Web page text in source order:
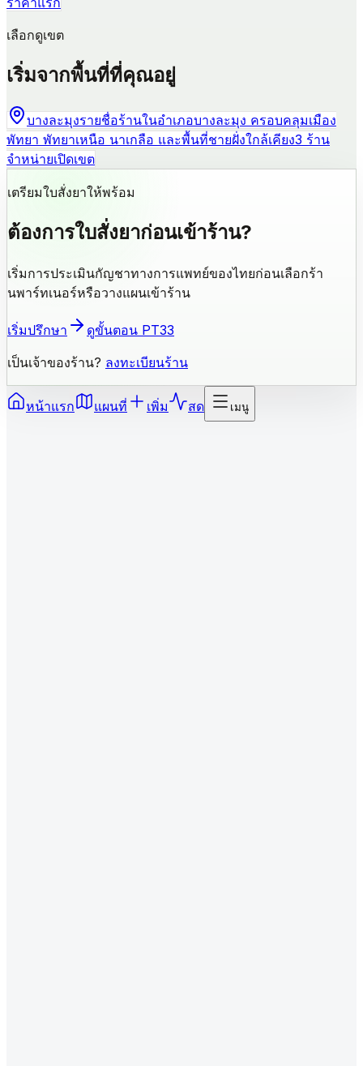
เลือกดูเขต
เริ่มจากพื้นที่ที่คุณอยู่
บางละมุงรายชื่อร้านในอำเภอบางละมุง ครอบคลุมเมือง
พัทยา พัทยาเหนือ นาเกลือ และพื้นที่ชายฝั่งใกล้เคียง3 ร้าน
จำหน่ายเปิดเขต
เตรียมใบสั่งยาให้พร้อม
ต้องการใบสั่งยาก่อนเข้าร้าน?
เริ่มการประเมินกัญชาทางการแพทย์ของไทยก่อนเลือกร้า
นพาร์ทเนอร์หรือวางแผนเข้าร้าน
เริ่มปรึกษา
ดูขั้นตอน PT33
เป็นเจ้าของร้าน? ลงทะเบียนร้าน
หน้าแรก แผนที่ เพิ่ม สด เมนู